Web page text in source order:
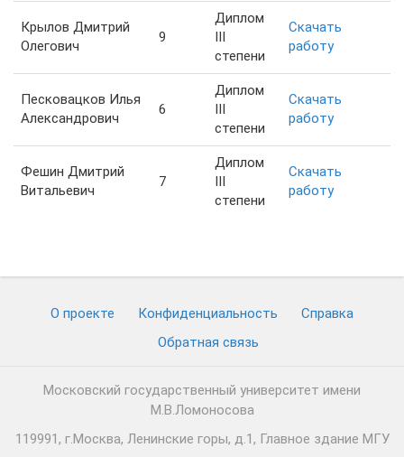
Крылов Дмитрий
Олегович
9
Диплом
III
степени
Скачать
работу
Песковацков Илья
Александрович
6
Диплом
III
степени
Скачать
работу
Фешин Дмитрий
Витальевич
7
Диплом
III
степени
Скачать
работу
О проекте Конфиденциальность
Cправка
Обратная связь
Московский государственный университет имени
М.В.Ломоносова
119991, г.Москва, Ленинские горы, д.1, Главное здание МГУ